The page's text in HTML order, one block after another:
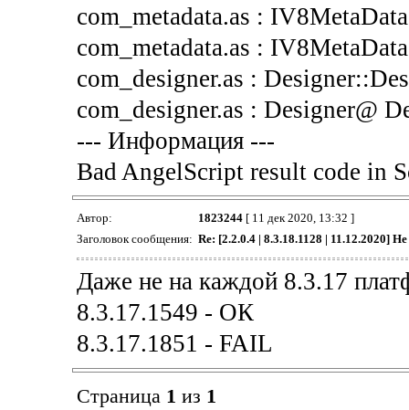
com_metadata.as :
com_metadata.as :
com_designer.as :
com_designer.as : Designer@
--- Информация ---
Bad AngelScript result code in
Автор: 1823244[ 11 дек 2020, 13:32 ]
Заголовок сообщения: Re: [2.2.0.4 | 8.3.18.1128 | 11.12.2020]
Даже не на каждой 8.3.17
8.3.17.1549 - ОК
8.3.17.1851 - FAIL
Страница 1 из 1